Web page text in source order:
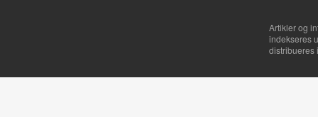
Artikler og
indekseres
distribueres